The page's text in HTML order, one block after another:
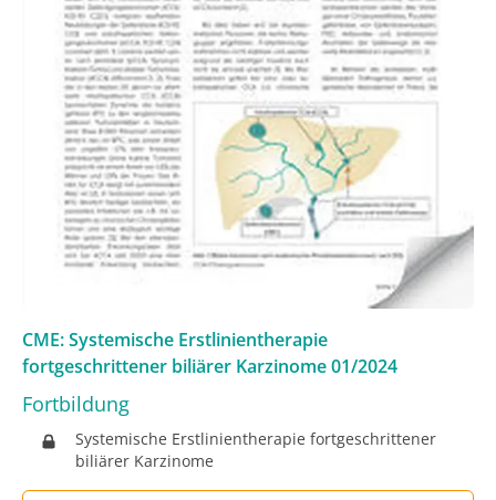
CME: Systemische Erstlinientherapie
fortgeschrittener biliärer Karzinome01/2024
Fortbildung
Systemische Erstlinientherapie fortgeschrittener
biliärer Karzinome